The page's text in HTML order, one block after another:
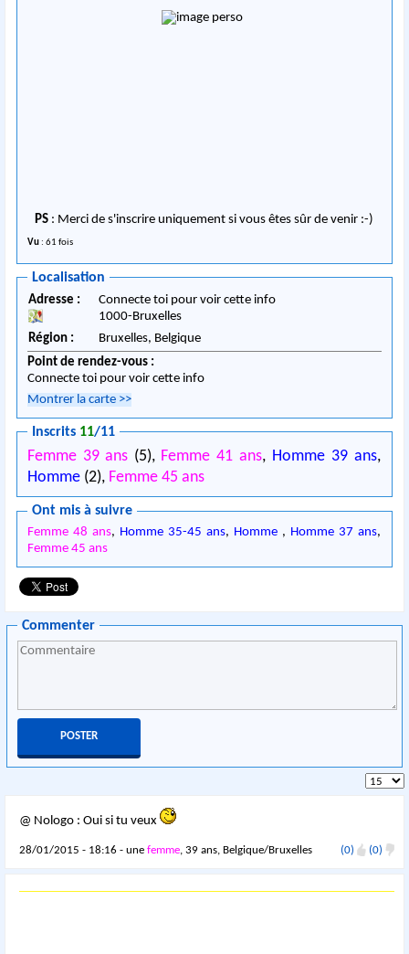
PS : Merci de s'inscrire uniquement si vous êtes sûr de venir :-)
Vu : 61 fois
Localisation
Adresse :
Connecte toi pour voir cette info
1000-Bruxelles
Région :
Bruxelles, Belgique
Point de rendez-vous :
Connecte toi pour voir cette info
Montrer la carte >>
Inscrits 11/11
Femme 39 ans (5), Femme 41 ans, Homme 39 ans,
Homme (2), Femme 45 ans
Ont mis à suivre
Femme 48 ans, Homme 35-45 ans, Homme , Homme 37 ans,
Femme 45 ans
Commenter
@ Nologo : Oui si tu veux
28/01/2015 - 18:16 - unefemme, 39 ans, Belgique/Bruxelles (0) (0)